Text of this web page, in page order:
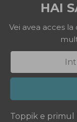
HAI
Vei avea acces
Toppik e primul